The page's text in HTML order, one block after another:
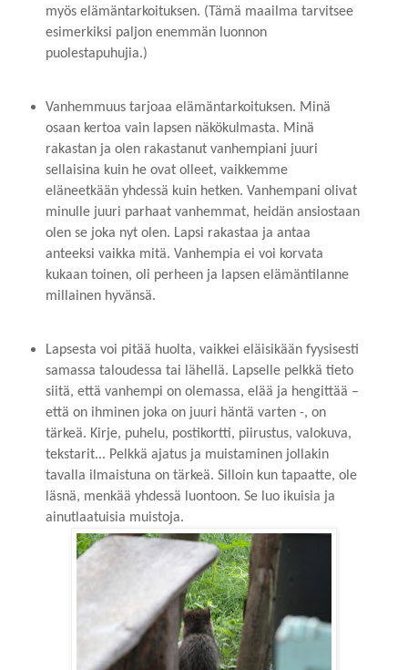
myös elämäntarkoituksen. (Tämä maailma tarvitsee
esimerkiksi paljon enemmän luonnon
puolestapuhujia.)
Vanhemmuus tarjoaa elämäntarkoituksen. Minä
osaan kertoa vain lapsen näkökulmasta. Minä
rakastan ja olen rakastanut vanhempiani juuri
sellaisina kuin he ovat olleet, vaikkemme
eläneetkään yhdessä kuin hetken. Vanhempani olivat
minulle juuri parhaat vanhemmat, heidän ansiostaan
olen se joka nyt olen. Lapsi rakastaa ja antaa
anteeksi vaikka mitä. Vanhempia ei voi korvata
kukaan toinen, oli perheen ja lapsen elämäntilanne
millainen hyvänsä.
Lapsesta voi pitää huolta, vaikkei eläisikään fyysisesti
samassa taloudessa tai lähellä. Lapselle pelkkä tieto
siitä, että vanhempi on olemassa, elää ja hengittää –
että on ihminen joka on juuri häntä varten -, on
tärkeä. Kirje, puhelu, postikortti, piirustus, valokuva,
tekstarit... Pelkkä ajatus ja muistaminen jollakin
tavalla ilmaistuna on tärkeä. Silloin kun tapaatte, ole
läsnä, menkää yhdessä luontoon. Se luo ikuisia ja
ainutlaatuisia muistoja.